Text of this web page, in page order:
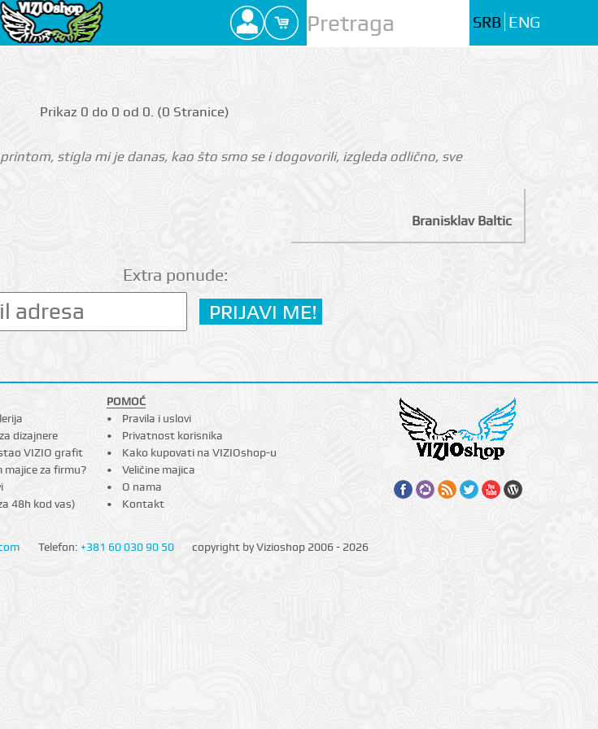
SRB ENG
Prikаz 0 do 0 оd 0. (0 Strаnicе)
stigla mi je danas, kao što smo se i dogovorili, izgleda odlično, sve
Branisklav Baltic
Extra ponude:
dizajnere
VIZIO grafit
majice za firmu?
48h kod vas)
POMOĆ
Pravila i uslovi
Privatnost korisnika
Kako kupovati na VIZIOshop-u
Veličine majica
O nama
Kontakt
Telefon: +381 60 030 90 50 copyright by Vizioshop 2006 - 2026